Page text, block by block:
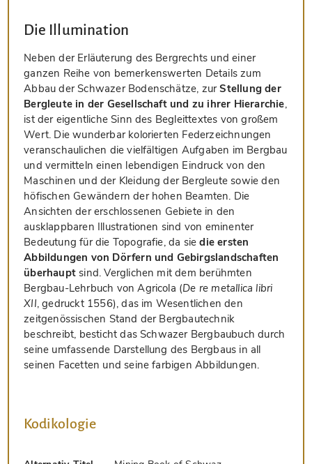
Die Illumination
Neben der Erläuterung des Bergrechts und einer
ganzen Reihe von bemerkenswerten Details zum
Abbau der Schwazer Bodenschätze, zurStellung der
Bergleute in der Gesellschaft und zu ihrer Hierarchie,
ist der eigentliche Sinn des Begleittextes von großem
Wert. Die wunderbar kolorierten Federzeichnungen
veranschaulichen die vielfältigen Aufgaben im Bergbau
und vermitteln einen lebendigen Eindruck von den
Maschinen und der Kleidung der Bergleute sowie den
höfischen Gewändern der hohen Beamten. Die
Ansichten der erschlossenen Gebiete in den
ausklappbaren Illustrationen sind von eminenter
Bedeutung für die Topografie, da siedie ersten
Abbildungen von Dörfern und Gebirgslandschaften
überhaupt sind. Verglichen mit dem berühmten
Bergbau-Lehrbuch von Agricola (De re metallica libri
XII, gedruckt 1556), das im Wesentlichen den
zeitgenössischen Stand der Bergbautechnik
beschreibt, besticht das Schwazer Bergbaubuch durch
seine umfassende Darstellung des Bergbaus in all
seinen Facetten und seine farbigen Abbildungen.
Kodikologie